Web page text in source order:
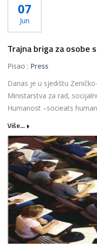
07
Jun
Trajna briga za osobe
Pisao : Press
Danas je u sjedištu
Ministarstva za rad,
Humanost –socieats
Više...